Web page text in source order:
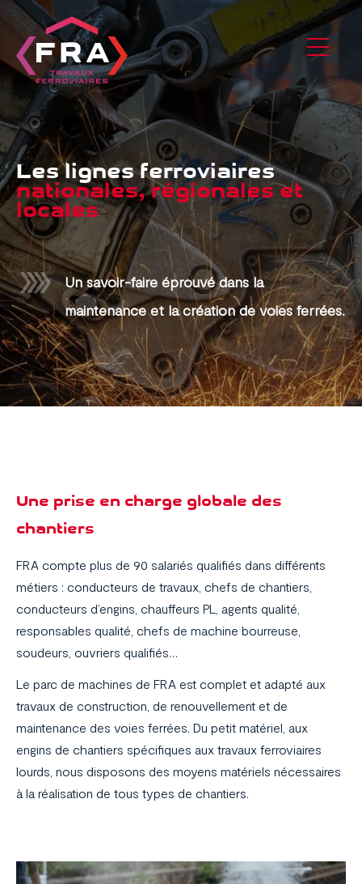
Les lignes ferroviaires
nationales, régionales et
locales
Un savoir-faire éprouvé dans la
maintenance et la création de voies ferrées.
Une prise en charge globale des
chantiers
FRA compte plus de 90 salariés qualifiés dans différents
métiers : conducteurs de travaux, chefs de chantiers,
conducteurs d’engins, chauffeurs PL, agents qualité,
responsables qualité, chefs de machine bourreuse,
soudeurs, ouvriers qualifiés…
Le parc de machines de FRA est complet et adapté aux
travaux de construction, de renouvellement et de
maintenance des voies ferrées. Du petit matériel, aux
engins de chantiers spécifiques aux travaux ferroviaires
lourds, nous disposons des moyens matériels nécessaires
à la réalisation de tous types de chantiers.